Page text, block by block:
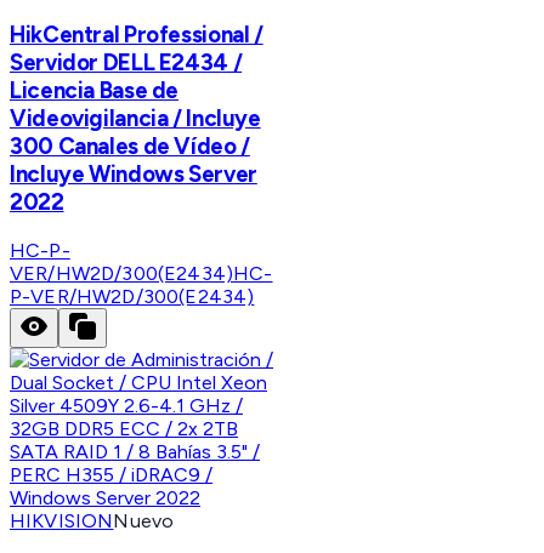
HikCentral Professional /
Servidor DELL E2434 /
Licencia Base de
Videovigilancia / Incluye
300 Canales de Vídeo /
Incluye Windows Server
2022
HC-P-
VER/HW2D/300(E2434)HC-
P-VER/HW2D/300(E2434)
HIKVISIONNuevo